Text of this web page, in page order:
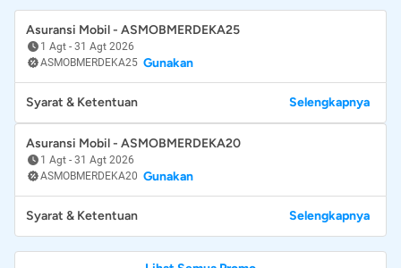
Asuransi Mobil - ASMOBMERDEKA25
1 Agt - 31 Agt 2026
ASMOBMERDEKA25 Gunakan
Syarat & Ketentuan Selengkapnya
Asuransi Mobil - ASMOBMERDEKA20
1 Agt - 31 Agt 2026
ASMOBMERDEKA20 Gunakan
Syarat & Ketentuan Selengkapnya